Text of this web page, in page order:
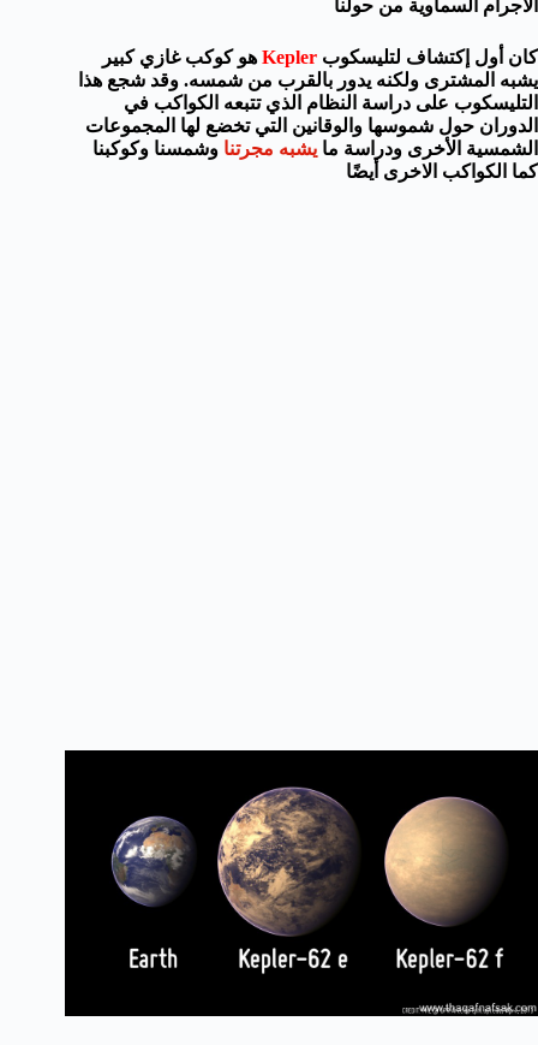
الأجرام السماوية من حولنا
كان أول إكتشاف لتليسكوب
هو كوكب غازي كبير
يشبه المشترى ولكنه يدور بالقرب من شمسه. وقد شجع هذا
التليسكوب على دراسة النظام الذي تتبعه الكواكب في
الدوران حول شموسها والوقانين التي تخضع لها المجموعات
الشمسية الأخرى ودراسة ما يشبه مجرتنا وشمسنا وكوكبنا
كما الكواكب الاخرى أيضًا